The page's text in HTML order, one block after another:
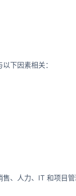
下因素相关：
、人力、IT 和项目管